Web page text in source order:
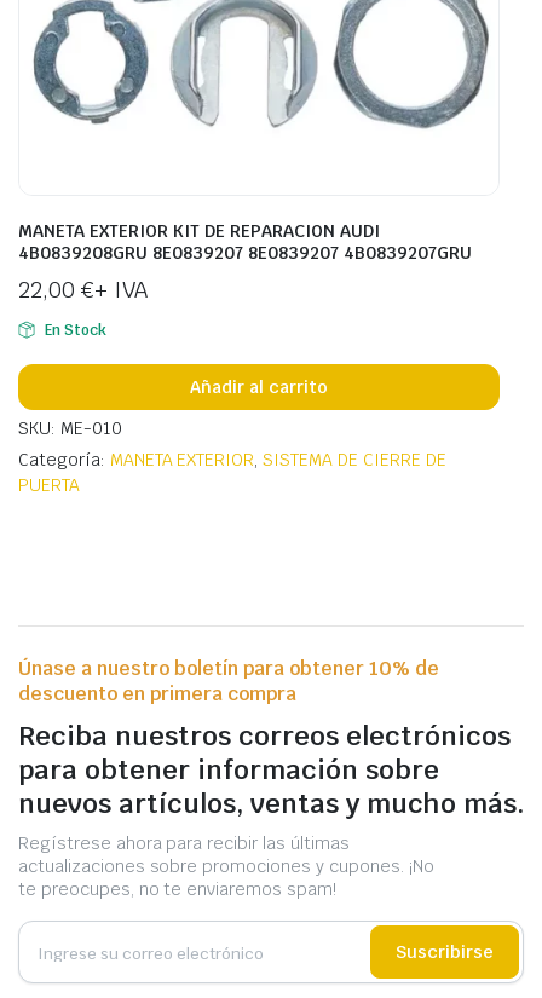
MANETA EXTERIOR KIT DE REPARACION AUDI
4B0839208GRU 8E0839207 8E0839207 4B0839207GRU
22,00 €+ IVA
En Stock
Añadir al carrito
SKU: ME-010
Categoría: MANETA EXTERIOR,SISTEMA DE CIERRE DE
PUERTA
Únase a nuestro boletín para obtener 10% de
descuento en primera compra
Reciba nuestros correos electrónicos
para obtener información sobre
nuevos artículos, ventas y mucho más.
Regístrese ahora para recibir las últimas
actualizaciones sobre promociones y cupones. ¡No
te preocupes, no te enviaremos spam!
Suscribirse